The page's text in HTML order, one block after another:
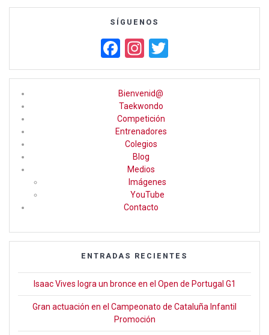
SÍGUENOS
F
a
ce
b
o
o
k
In
st
a
gr
a
m
wi
Bienvenid@
Taekwondo
Competición
Entrenadores
Colegios
Blog
Medios
Imágenes
YouTube
Contacto
ENTRADAS RECIENTES
Isaac Vives logra un bronce en el Open de Portugal G1
Gran actuación en el Campeonato de Cataluña Infantil
Promoción